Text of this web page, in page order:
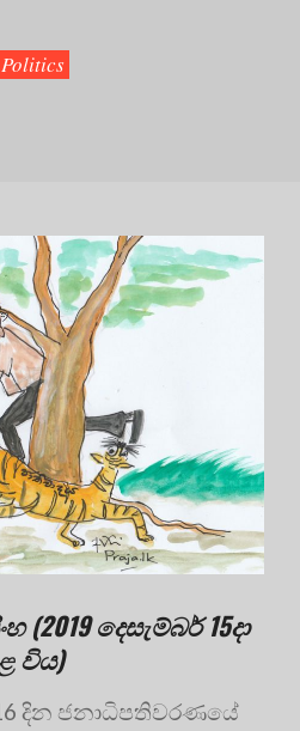
Politics
දෙසැම්බර් 15දා
විය)
දින ජනාධිපතිවරණයේ